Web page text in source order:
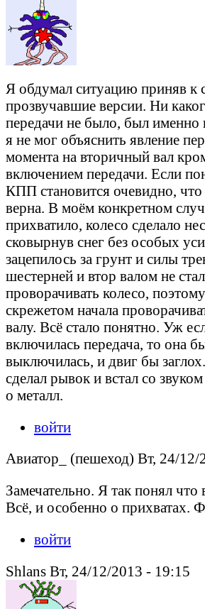
Я обдумал ситуацию приняв к
прозвучавшие версии. Ни
передачи не было, был именно
я не мог объяснить явление
момента на вторичный вал
включением передачи. Если
КПП становится очевидно, что
верна. В моём конкретном
прихватило, колесо сделало
сковырнув снег без особых
зацепилось за грунт и силы
шестерней и втор валом не
проворачивать колесо,
скрежетом начала
валу. Всё стало понятно. Уж
включилась передача, то она
выключилась, и двиг бы
сделал рывок и встал со
о металл.
войти
Авиатор_ (пешеход) Вт, 24/12/
Замечательно. Я так понял
Всё, и особенно о прихватах.
войти
Shlans Вт, 24/12/2013 - 19:15